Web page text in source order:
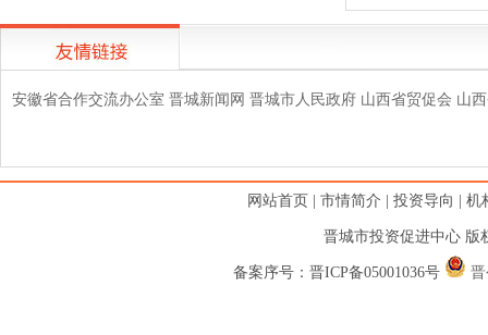
安徽省合作交流办公室 晋城新闻网 晋城市人民政府 山西省贸促会 山
网站首页 |市情简介 |投资导向 |机
晋城市投资促进中心 版
备案序号： 晋ICP备05001036号 晋